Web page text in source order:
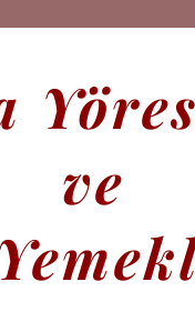
ve